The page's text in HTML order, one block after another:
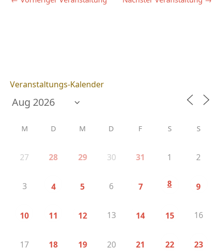
Veranstaltungs-Kalender
M D M D F S S
27 28 29 30 31 1 2
3 4 5 6 7 8 9
10 11 12 13 14 15 16
17 18 19 20 21 22 23